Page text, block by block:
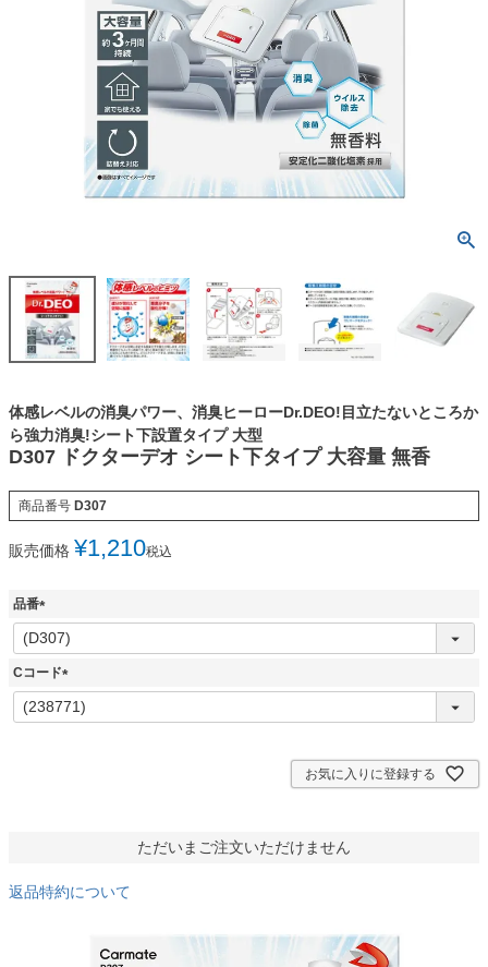
体感レベルの消臭パワー、消臭ヒーローDr.DEO!目立たないところか
ら強力消臭!シート下設置タイプ 大型
D307 ドクターデオ シート下タイプ 大容量 無香
商品番号 D307
販売価格 ¥1,210税込
品番
(
必
須
Cコード
(
必
お気に入りに登録する
ただいまご注文いただけません
返品特約について